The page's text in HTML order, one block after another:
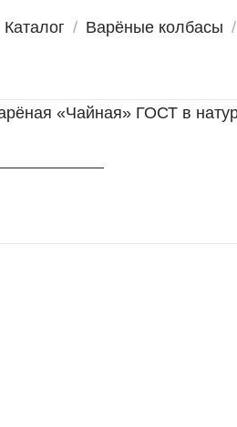
Каталог / Варёные колбасы /